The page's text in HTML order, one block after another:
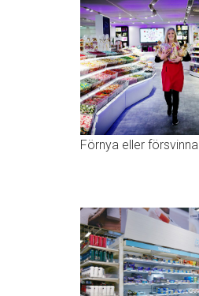
Förnya eller försvinna